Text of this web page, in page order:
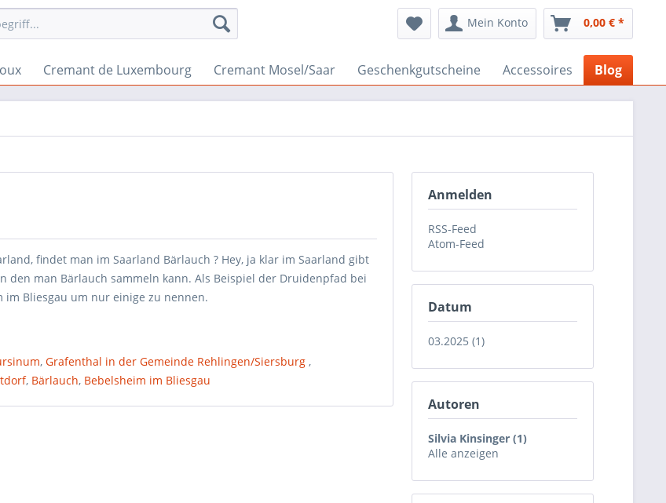
Mein Konto 0,00 € *
Cremant de Luxembourg Cremant Mosel/Saar Geschenkgutscheine Accessoires Blog
Anmelden
RSS-Feed
Atom-Feed
Datum
03.2025 (1)
Autoren
Silvia Kinsinger (1)
Alle anzeigen
findet man im Saarland Bärlauch ? Hey, ja klar im Saarland gibt
den man Bärlauch sammeln kann. Als Beispiel der Druidenpfad bei
im Bliesgau um nur einige zu nennen.
,Grafenthal in der Gemeinde Rehlingen/Siersburg,
, Bärlauch, Bebelsheim im Bliesgau